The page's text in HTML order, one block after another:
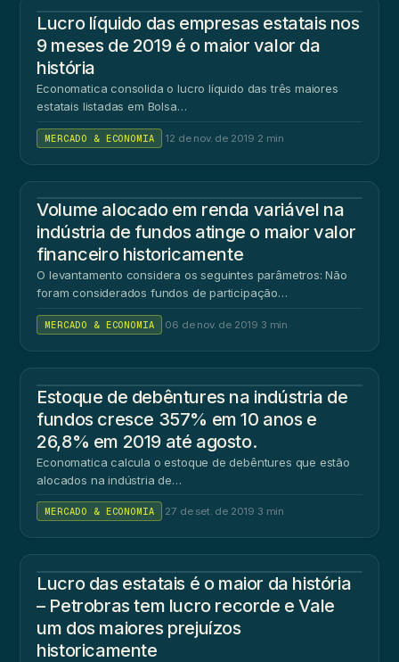
Lucro líquido das empresas estatais nos
9 meses de 2019 é o maior valor da
história
Economatica consolida o lucro líquido das três maiores
estatais listadas em Bolsa…
MERCADO & ECONOMIA 12 de nov. de 2019 2 min
Volume alocado em renda variável na
indústria de fundos atinge o maior valor
financeiro historicamente
O levantamento considera os seguintes parâmetros: Não
foram considerados fundos de participação…
MERCADO & ECONOMIA 06 de nov. de 2019 3 min
Estoque de debêntures na indústria de
fundos cresce 357% em 10 anos e
26,8% em 2019 até agosto.
Economatica calcula o estoque de debêntures que estão
alocados na indústria de…
MERCADO & ECONOMIA 27 de set. de 2019 3 min
Lucro das estatais é o maior da história
– Petrobras tem lucro recorde e Vale
um dos maiores prejuízos
historicamente